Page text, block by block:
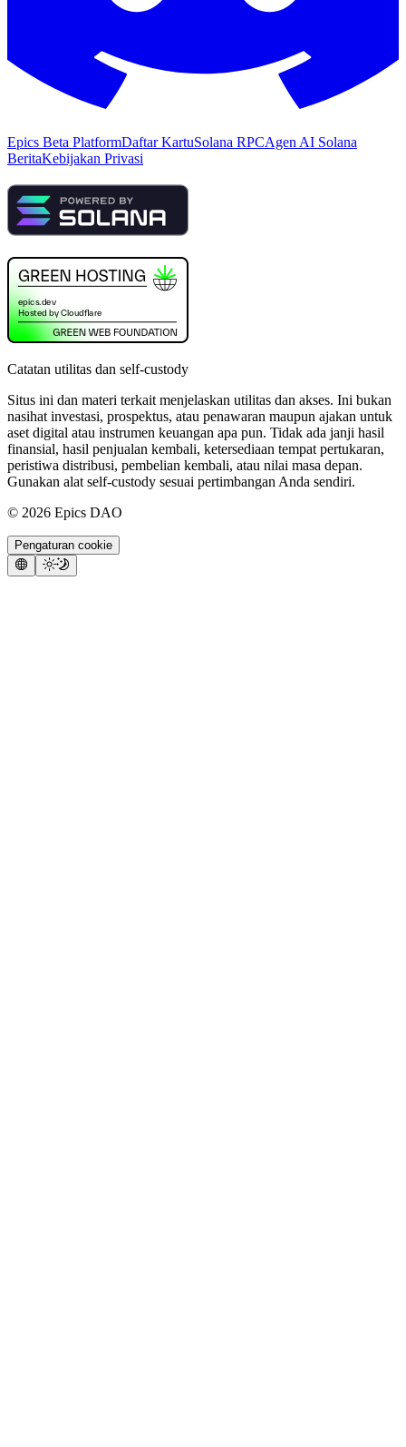
Epics Beta PlatformDaftar KartuSolana RPCAgen AI Solana
BeritaKebijakan Privasi
Catatan utilitas dan self-custody
Situs ini dan materi terkait menjelaskan utilitas dan akses. Ini bukan
nasihat investasi, prospektus, atau penawaran maupun ajakan untuk
aset digital atau instrumen keuangan apa pun. Tidak ada janji hasil
finansial, hasil penjualan kembali, ketersediaan tempat pertukaran,
peristiwa distribusi, pembelian kembali, atau nilai masa depan.
Gunakan alat self-custody sesuai pertimbangan Anda sendiri.
© 2026 Epics DAO
Pengaturan cookie